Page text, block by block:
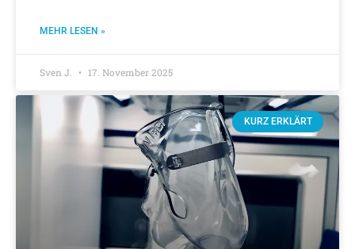
MEHR LESEN »
Sven J. 17. November 2025
KURZ ERKLÄRT